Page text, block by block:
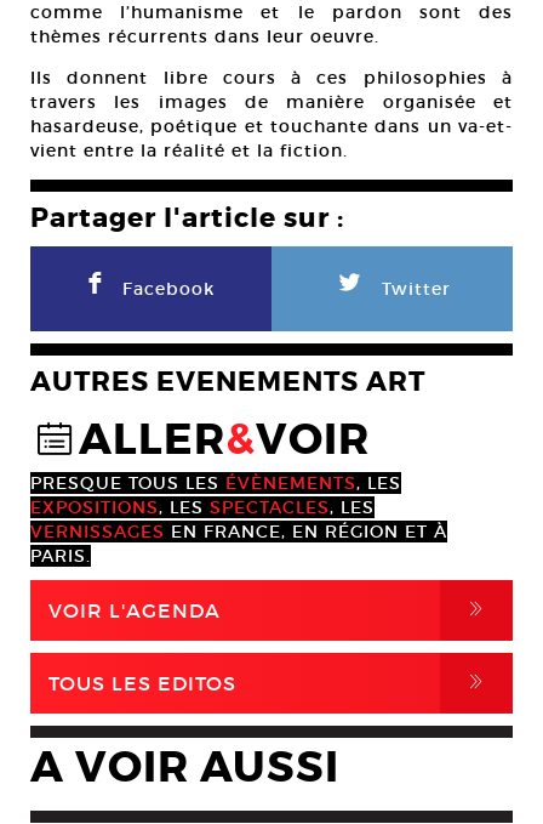
comme l’humanisme et le pardon sont des
thèmes récurrents dans leur oeuvre.
Ils donnent libre cours à ces philosophies à
travers les images de manière organisée et
hasardeuse, poétique et touchante dans un va-et-
vient entre la réalité et la fiction.
Partager l'article sur :
F Facebook L Twitter
AUTRES EVENEMENTS ART
@ALLER&VOIR
PRESQUE TOUS LES ÉVÈNEMENTS, LES
EXPOSITIONS, LES SPECTACLES, LES
VERNISSAGES EN FRANCE, EN RÉGION ET À
PARIS.
VOIR L'AGENDA ,
TOUS LES EDITOS ,
A VOIR AUSSI